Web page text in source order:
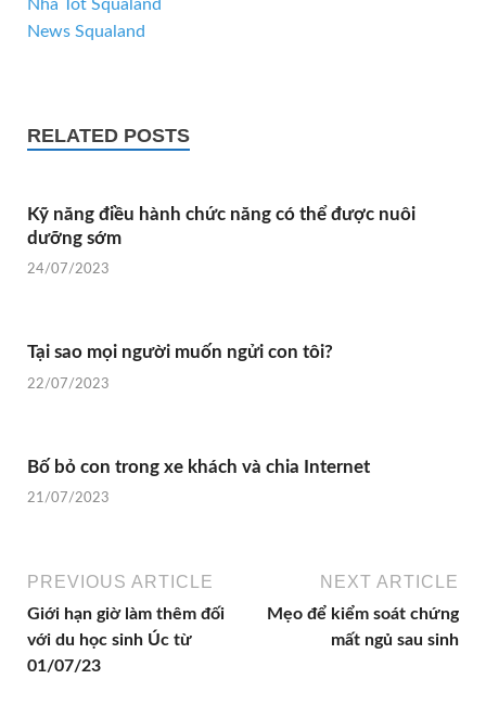
Nhà Tốt Squaland
News Squaland
RELATED POSTS
Kỹ năng điều hành chức năng có thể được nuôi
dưỡng sớm
24/07/2023
Tại sao mọi người muốn ngửi con tôi?
22/07/2023
Bố bỏ con trong xe khách và chia Internet
21/07/2023
PREVIOUS ARTICLE
Giới hạn giờ làm thêm đối
với du học sinh Úc từ
01/07/23
NEXT ARTICLE
Mẹo để kiểm soát chứng
mất ngủ sau sinh